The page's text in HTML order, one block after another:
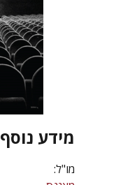
מידע נוסף
מו"ל: